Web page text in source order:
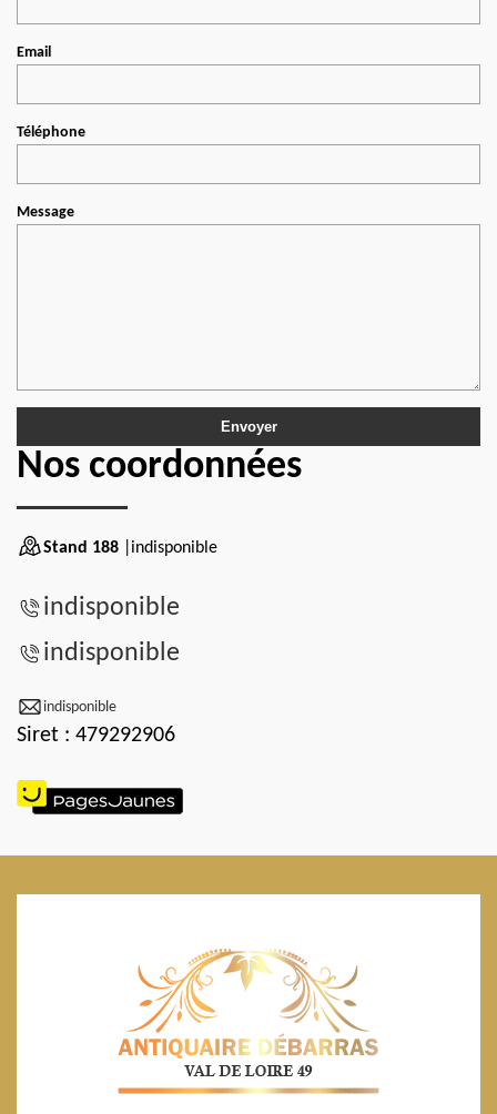
Email
Téléphone
Message
Nos coordonnées
Stand 188 |indisponible
indisponible
indisponible
indisponible
Siret : 479292906